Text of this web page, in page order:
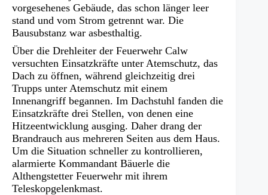
vorgesehenes Gebäude, das schon länger leer
stand und vom Strom getrennt war. Die
Bausubstanz war asbesthaltig.
Über die Drehleiter der Feuerwehr Calw
versuchten Einsatzkräfte unter Atemschutz, das
Dach zu öffnen, während gleichzeitig drei
Trupps unter Atemschutz mit einem
Innenangriff begannen. Im Dachstuhl fanden die
Einsatzkräfte drei Stellen, von denen eine
Hitzeentwicklung ausging. Daher drang der
Brandrauch aus mehreren Seiten aus dem Haus.
Um die Situation schneller zu kontrollieren,
alarmierte Kommandant Bäuerle die
Althengstetter Feuerwehr mit ihrem
Teleskopgelenkmast.